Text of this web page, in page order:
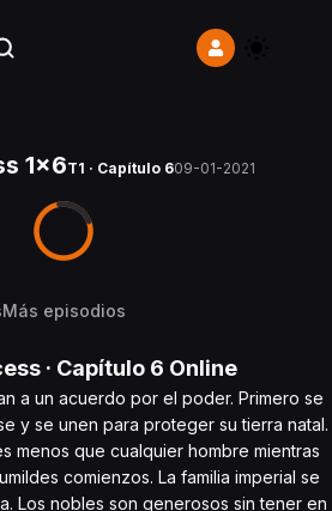
1x6T1 · Capítulo 609-01-2021
Más episodios
· Capítulo 6 Online
a un acuerdo por el poder. Primero se
y se unen para proteger su tierra natal.
menos que cualquier hombre mientras
comienzos. La familia imperial se
Los nobles son generosos sin tener en